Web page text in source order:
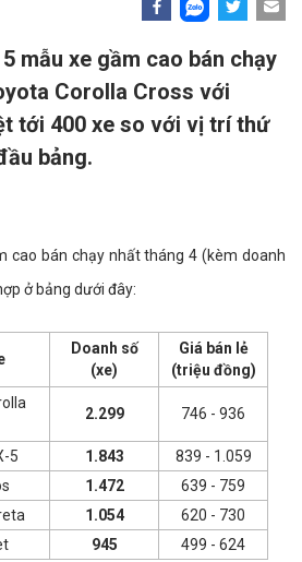
mẫu xe gầm cao bán chạy
Corolla Cross với
tới 400 xe so với vị trí thứ
bảng.
cao bán chạy nhất tháng 4 (kèm doanh
ở bảng dưới đây:
Doanh số
(xe)
Giá bán lẻ
(triệu đồng)
2.299 746 - 936
5 1.843
839 - 1.059
1.472
639 - 759
1.054
620 - 730
945 499 - 624